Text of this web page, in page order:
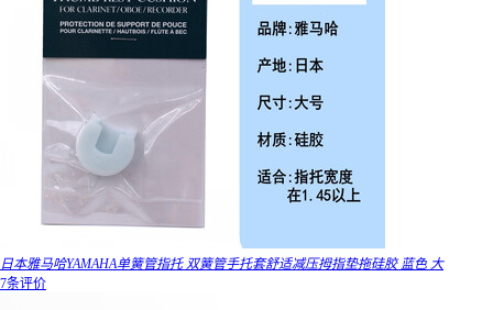
日本雅马哈YAMAHA单簧管指托 双簧管手托套舒适减压拇指垫拖硅胶 蓝色 大
7条评价